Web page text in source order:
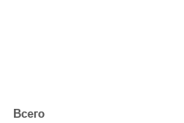
Всего